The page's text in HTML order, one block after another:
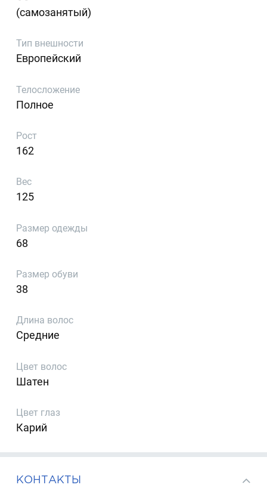
(самозанятый)
Тип внешности
Европейский
Телосложение
Полное
Рост
162
Вес
125
Размер одежды
68
Размер обуви
38
Длина волос
Средние
Цвет волос
Шатен
Цвет глаз
Карий
КОНТАКТЫ